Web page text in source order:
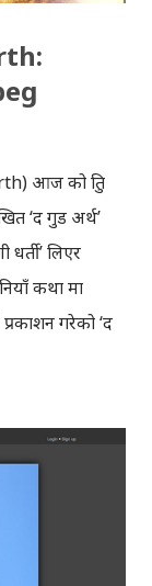
आज को श्रुति
‘द गुड अर्थ’
लिएर
कथा मा
गरेको ‘द
बोकेको छ ।
संवेग का अंकहरुमा
धर्तीलाई सदा झैँ
का सम्पूर्ण
Good